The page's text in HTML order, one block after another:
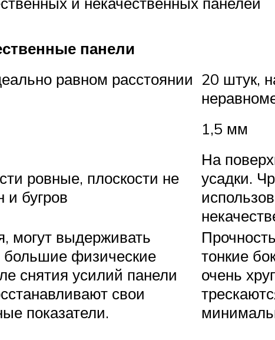
панели
равном расстоянии 20 штук,
1,5 мм
ровные, плоскости не
бугров
На
усадки.
могут выдерживать
большие физические
снятия усилий панели
свои
показатели.
тонкие
очень